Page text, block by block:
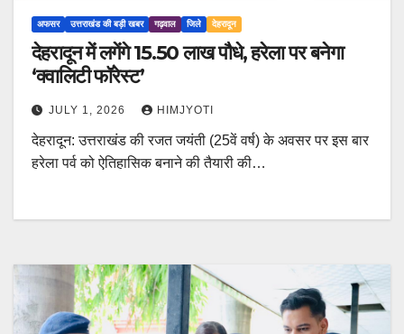
अफसर उत्तराखंड की बड़ी खबर गढ़वाल जिले देहरादून
देहरादून में लगेंगे 15.50 लाख पौधे, हरेला पर बनेगा
‘क्वालिटी फॉरेस्ट’
JULY 1, 2026 HIMJYOTI
देहरादून: उत्तराखंड की रजत जयंती (25वें वर्ष) के अवसर पर इस बार
हरेला पर्व को ऐतिहासिक बनाने की तैयारी की…